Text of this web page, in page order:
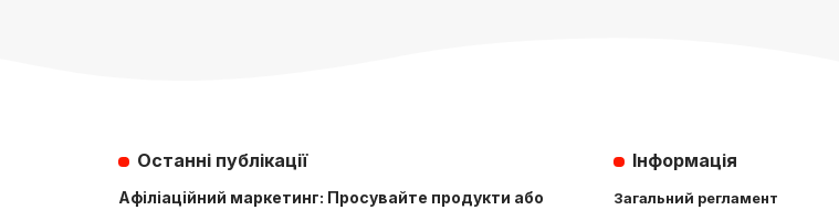
Останні публікації
Афіліаційний маркетинг: Просувайте продукти або
Інформація
Загальний регламент